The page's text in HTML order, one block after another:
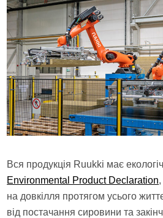
Вся продукція Ruukki має
Environmental Product Declaration
на довкілля протягом усього
від постачання сировини та